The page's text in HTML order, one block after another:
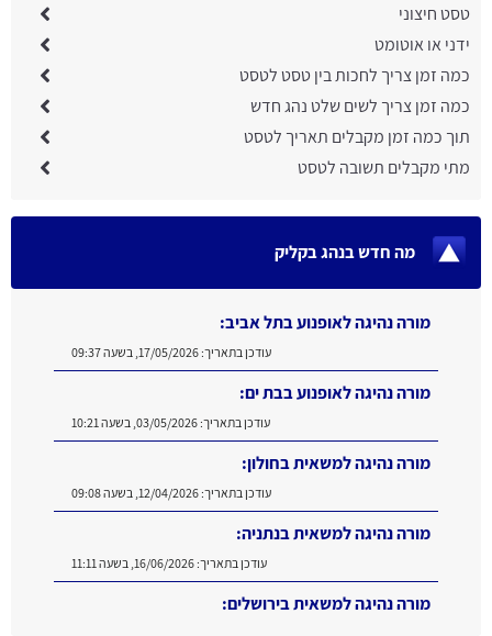
טסט חיצוני
ידני או אוטומט
כמה זמן צריך לחכות בין טסט לטסט
כמה זמן צריך לשים שלט נהג חדש
תוך כמה זמן מקבלים תאריך לטסט
מתי מקבלים תשובה לטסט
מה חדש בנהג בקליק
מורה נהיגה לאופנוע בתל אביב:
עודכן בתאריך:
מורה נהיגה לאופנוע בבת ים:
עודכן בתאריך:
מורה נהיגה למשאית בחולון:
עודכן בתאריך:
מורה נהיגה למשאית בנתניה:
עודכן בתאריך:
מורה נהיגה למשאית בירושלים:
עודכן בתאריך: